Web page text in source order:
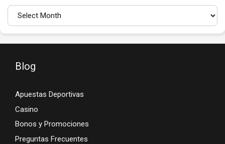
Blog
Apuestas Deportivas
Casino
Bonos y Promociones
Preguntas Frecuentes